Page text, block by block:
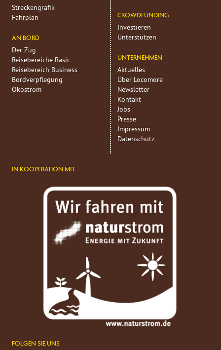
Streckengrafik
Fahrplan
AN BORD
Der Zug
Reisebereiche Basic
Reisebereich Business
Bordverpflegung
Ökostrom
CROWDFUNDING
Investieren
Unterstützen
UNTERNEHMEN
Aktuelles
Über Locomore
Newsletter
Kontakt
Jobs
Presse
Impressum
Datenschutz
IN KOOPERATION MIT
FOLGEN SIE UNS